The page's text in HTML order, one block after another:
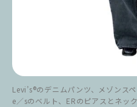
Levi’s®のデニムパンツ、メゾンス
e／sのベルト、ERのピアスとネッ